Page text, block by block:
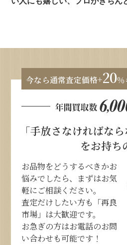
今なら通常査定価格+20
「手放さなければな
をお持ち
お品物をどうするべきかお
悩みでしたら、まずはお気
軽にご相談ください。
査定だけしたい方も「再良
市場」は大歓迎です。
お急ぎの方はお電話のお問
い合わせも可能です！